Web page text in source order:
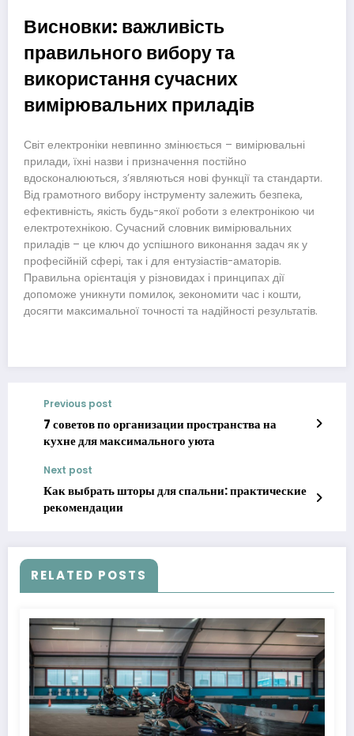
Висновки: важливість
правильного вибору та
використання сучасних
вимірювальних приладів
Світ електроніки невпинно змінюється – вимірювальні
прилади, їхні назви і призначення постійно
вдосконалюються, з’являються нові функції та стандарти.
Від грамотного вибору інструменту залежить безпека,
ефективність, якість будь-якої роботи з електронікою чи
електротехнікою. Сучасний словник вимірювальних
приладів – це ключ до успішного виконання задач як у
професійній сфері, так і для ентузіастів-аматорів.
Правильна орієнтація у різновидах і принципах дії
допоможе уникнути помилок, зекономити час і кошти,
досягти максимальної точності та надійності результатів.
Previous post
7 советов по организации пространства на
кухне для максимального уюта
Next post
Как выбрать шторы для спальни: практические
рекомендации
RELATED POSTS